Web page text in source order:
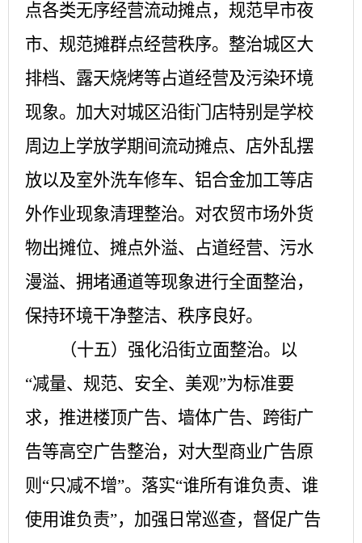
点各类无序经营流动摊点，规范早市夜
市、规范摊群点经营秩序。整治城区大
排档、露天烧烤等占道经营及污染环境
现象。加大对城区沿街门店特别是学校
周边上学放学期间流动摊点、店外乱摆
放以及室外洗车修车、铝合金加工等店
外作业现象清理整治。对农贸市场外货
物出摊位、摊点外溢、占道经营、污水
漫溢、拥堵通道等现象进行全面整治，
保持环境干净整洁、秩序良好。
（十五）强化沿街立面整治。 以
“减量、规范、安全、美观”为标准要
求，推进楼顶广告、墙体广告、跨街广
告等高空广告整治，对大型商业广告原
则“只减不增”。落实“谁所有谁负责、谁
使用谁负责”，加强日常巡查，督促广告